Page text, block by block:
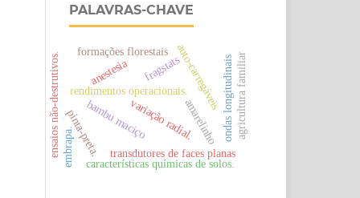
PALAVRAS-CHAVE
bambu maciço
auto-carregáveis
rendimentos operacionais. ondas longitudinais
transdutores de faces planas
ensaios não-destrutivos. fragstats
anestesia
pinta-preta. amarelinho
variação radial. agricultura familiar
embrapa. características químicas de solos.
formações florestais